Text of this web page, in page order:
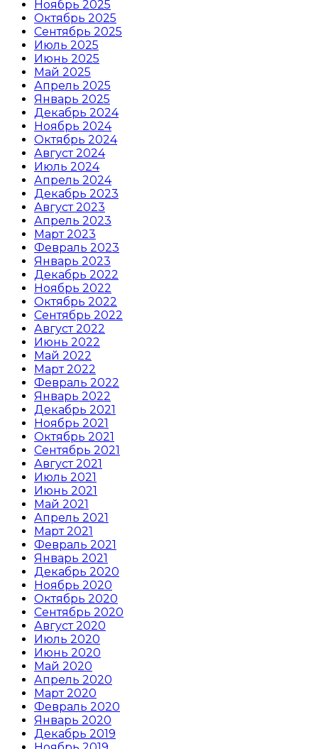
Ноябрь 2025
Октябрь 2025
Сентябрь 2025
Июль 2025
Июнь 2025
Май 2025
Апрель 2025
Январь 2025
Декабрь 2024
Ноябрь 2024
Октябрь 2024
Август 2024
Июль 2024
Апрель 2024
Декабрь 2023
Август 2023
Апрель 2023
Март 2023
Февраль 2023
Январь 2023
Декабрь 2022
Ноябрь 2022
Октябрь 2022
Сентябрь 2022
Август 2022
Июнь 2022
Май 2022
Март 2022
Февраль 2022
Январь 2022
Декабрь 2021
Ноябрь 2021
Октябрь 2021
Сентябрь 2021
Август 2021
Июль 2021
Июнь 2021
Май 2021
Апрель 2021
Март 2021
Февраль 2021
Январь 2021
Декабрь 2020
Ноябрь 2020
Октябрь 2020
Сентябрь 2020
Август 2020
Июль 2020
Июнь 2020
Май 2020
Апрель 2020
Март 2020
Февраль 2020
Январь 2020
Декабрь 2019